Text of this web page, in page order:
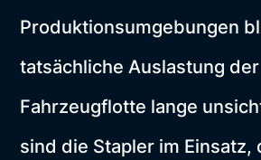
Produktionsumgebungen
tatsächliche Auslastung der
Fahrzeugflotte lange
sind die Stapler im Einsatz,